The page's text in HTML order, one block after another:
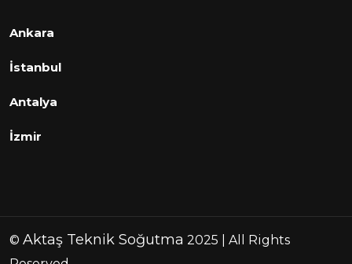
Ankara
İstanbul
Antalya
İzmir
© Aktaş Teknik Soğutma 2025 | All Rights